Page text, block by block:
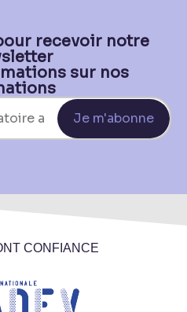
recevoir notre
sur nos
Je m'abonne
CONFIANCE